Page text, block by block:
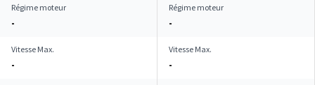
Régime moteur
-
Régime moteur
-
Vitesse Max.
-
Vitesse Max.
-